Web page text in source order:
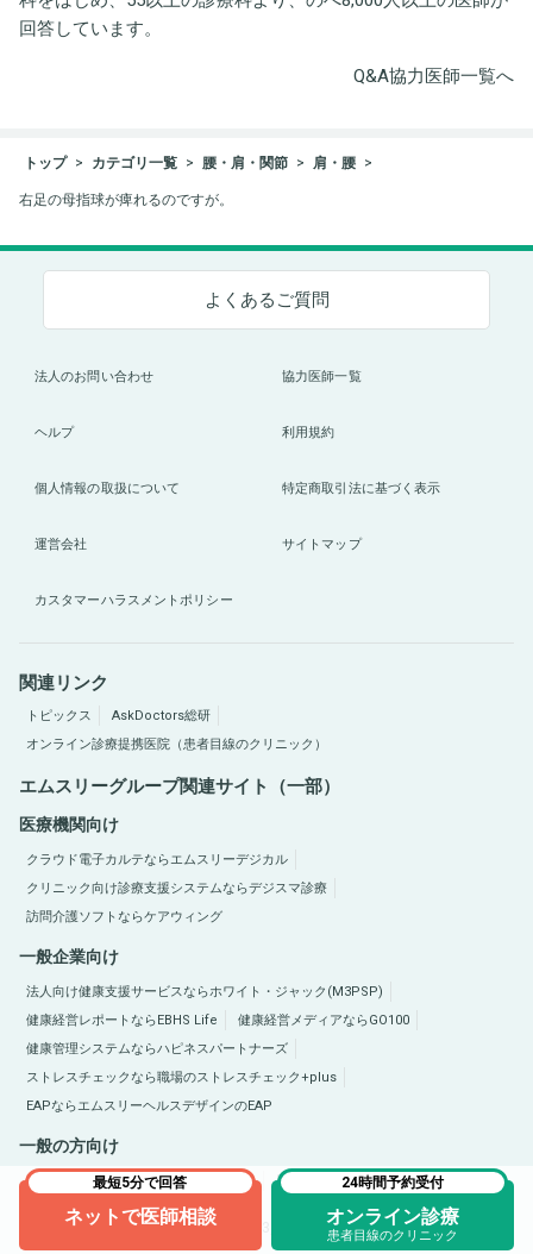
回答しています。
Q&A協力医師一覧へ
トップ カテゴリ一覧 腰・肩・関節 肩・腰
右足の母指球が痺れるのですが。
最短5分で回答
ネットで医師相談
24時間予約受付
オンライン診療
患者目線のクリニック
よくあるご質問
法人のお問い合わせ 協力医師一覧
ヘルプ 利用規約
個人情報の取扱について 特定商取引法に基づく表示
運営会社 サイトマップ
カスタマーハラスメントポリシー
関連リンク
トピックス
AskDoctors総研
オンライン診療提携医院（患者目線のクリニック）
エムスリーグループ関連サイト（一部）
医療機関向け
クラウド電子カルテならエムスリーデジカル
クリニック向け診療支援システムならデジスマ診療
訪問介護ソフトならケアウィング
一般企業向け
法人向け健康支援サービスならホワイト・ジャック(M3PSP)
健康経営レポートならEBHS Life
健康経営メディアならGO100
健康管理システムならハピネスパートナーズ
ストレスチェックなら職場のストレスチェック+plus
EAPならエムスリーヘルスデザインのEAP
一般の方向け
医療総合サイトQLife（キューライフ） 肥満症総合サイトならひまんラボ
Copyright © 2005-2026 M3, Inc. All Rights Reserved.